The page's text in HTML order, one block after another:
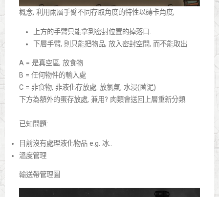
概念, 利用兩層手臂不同存取角度的特性以磚卡角度,
上方的手臂只能拿到密封位置的掉落口.
下層手臂, 則只能把物品, 放入密封空間, 而不能取出
A = 是真空區, 放食物
B = 任何物件的輸入處
C = 非食物, 非液化存放處. 放氯氣, 水浸(菌泥)
下方為額外的蛋存放處, 兼用? 肉類會送回上層重新分類.
已知問題:
目前沒有處理液化物品 e.g. 冰..
溫度管理
輸送帶管理圖